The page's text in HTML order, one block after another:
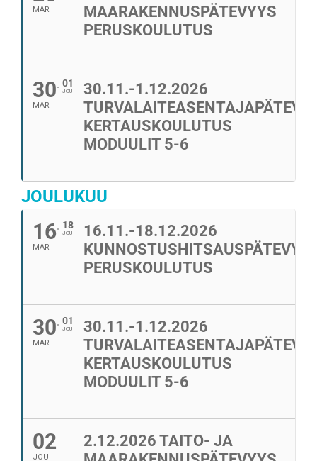
MAR
MAARAKENNUSPÄTEVYYS
PERUSKOULUTUS
30
MAR
01
JOU
30.11.-1.12.2026
KERTAUSKOULUTUS
MODUULIT 5-6
JOULUKUU
16
MAR
18
JOU
16.11.-18.12.2026
PERUSKOULUTUS
30
MAR
01
JOU
30.11.-1.12.2026
KERTAUSKOULUTUS
MODUULIT 5-6
02
JOU
2.12.2026 TAITO- JA